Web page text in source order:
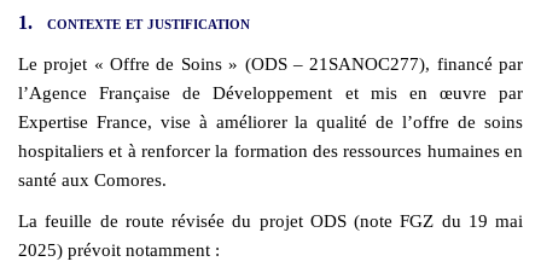
1. contexte et justification
Le projet « Offre de Soins » (ODS – 21SANOC277), financé par
l’Agence Française de Développement et mis en œuvre par
Expertise France, vise à améliorer la qualité de l’offre de soins
hospitaliers et à renforcer la formation des ressources humaines en
santé aux Comores.
La feuille de route révisée du projet ODS (note FGZ du 19 mai
2025) prévoit notamment :